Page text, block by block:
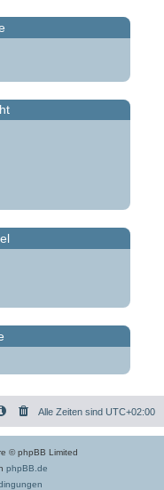
Alle Zeiten sind UTC+02:00
© phpBB Limited
phpBB.de